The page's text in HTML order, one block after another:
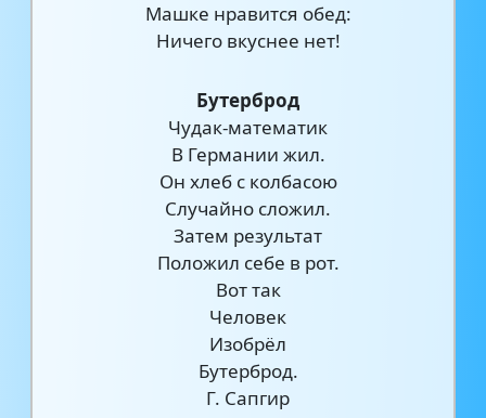
Машке нравится обед:
Ничего вкуснее нет!
Бутерброд
Чудак-математик
В Германии жил.
Он хлеб с колбасою
Случайно сложил.
Затем результат
Положил себе в рот.
Вот так
Человек
Изобрёл
Бутерброд.
Г. Сапгир